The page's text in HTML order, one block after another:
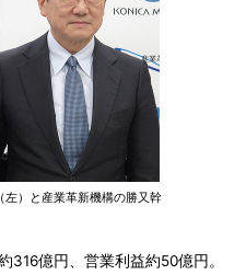
左）と産業革新機構の勝又幹
億円、営業利益約50億円。